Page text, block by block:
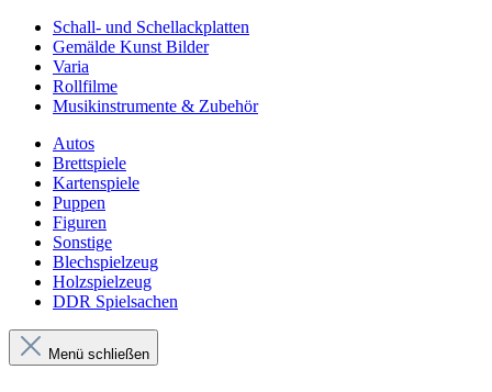
Schall- und Schellackplatten
Gemälde Kunst Bilder
Varia
Rollfilme
Musikinstrumente & Zubehör
Autos
Brettspiele
Kartenspiele
Puppen
Figuren
Sonstige
Blechspielzeug
Holzspielzeug
DDR Spielsachen
Menü schließen